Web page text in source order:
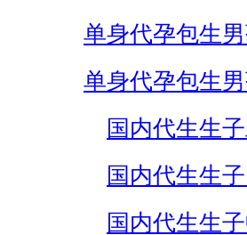
单身代孕包生
单身代孕包生
国内代生生
国内代生生
国内代生生